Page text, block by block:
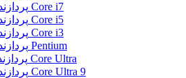
پردازنده Core i7
پردازنده Core i5
پردازنده Core i3
پردازنده Pentium
پردازنده سری Core Ultra
پردازنده Core Ultra 9